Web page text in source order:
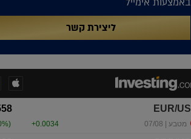
ליצירת קשר